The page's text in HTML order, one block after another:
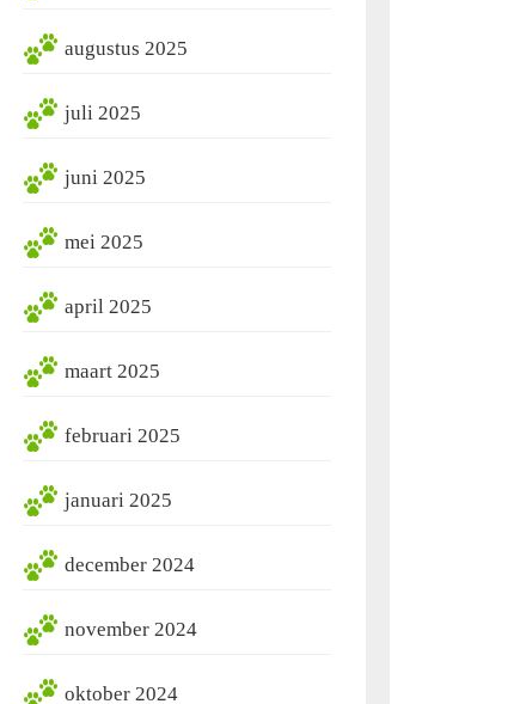
augustus 2025
juli 2025
juni 2025
mei 2025
april 2025
maart 2025
februari 2025
januari 2025
december 2024
november 2024
oktober 2024